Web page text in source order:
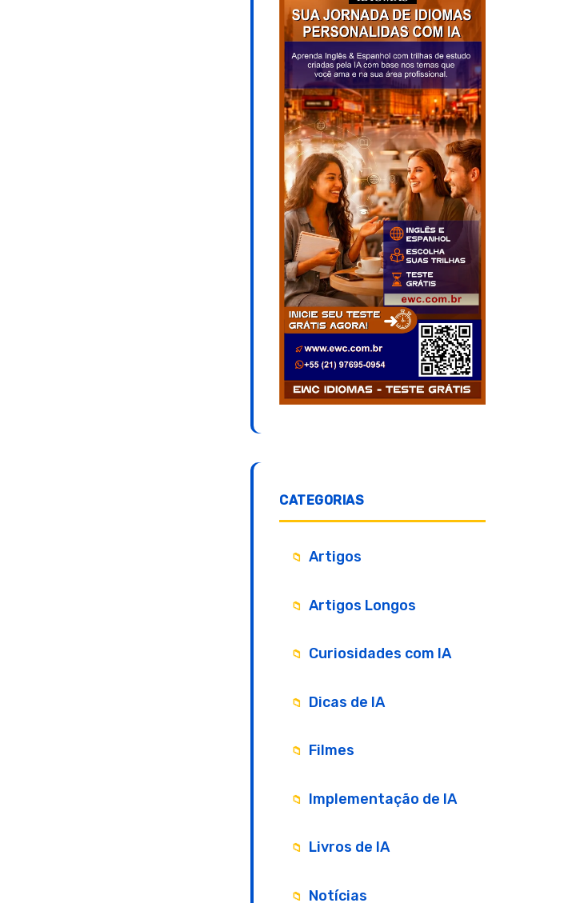
CATEGORIAS
Artigos
Artigos Longos
Curiosidades com IA
Dicas de IA
Filmes
Implementação de IA
Livros de IA
Notícias